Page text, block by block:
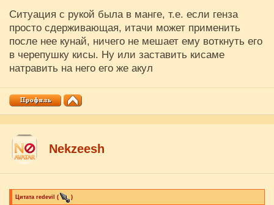
Ситуация с рукой была в манге, т.е. если генза
просто сдерживающая, итачи может применить
после нее кунай, ничего не мешает ему воткнуть его
в черепушку кисы. Ну или заставить кисаме
натравить на него его же акул
Nekzeesh
Цитата redevil ( )